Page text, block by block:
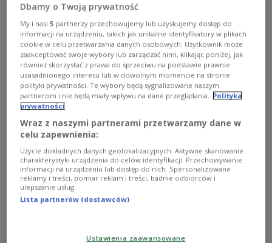
Zobacz więcej na temat:
Gwatemala
Salwador
Rybki w akwarium robią się agresywne
Wszystko przez ciasnotę, którą źle znoszą. Okazuje się,
Dbamy o Twoją prywatność
My i nasi5 partnerzy przechowujemy lub uzyskujemy dostęp do
informacji na urządzeniu, takich jak unikalne identyfikatory w plikach
cookie w celu przetwarzania danych osobowych. Użytkownik może
zaakceptować swoje wybory lub zarządzać nimi, klikając poniżej, jak
również skorzystać z prawa do sprzeciwu na podstawie prawnie
uzasadnionego interesu lub w dowolnym momencie na stronie
polityki prywatności. Te wybory będą sygnalizowane naszym
partnerom i nie będą miały wpływu na dane przeglądania. Polityka
prywatności
Wraz z naszymi partnerami przetwarzamy dane w
celu zapewnienia:
Użycie dokładnych danych geolokalizacyjnych. Aktywne skanowanie
charakterystyki urządzenia do celów identyfikacji. Przechowywanie
informacji na urządzeniu lub dostęp do nich. Spersonalizowane
reklamy i treści, pomiar reklam i treści, badnie odbiorców i
ulepszanie usług.
Lista partnerów (dostawców)
Ustawienia zaawansowane